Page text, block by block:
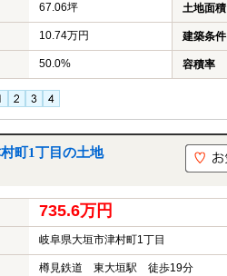
67.06坪 土地面積
10.74万円 建築条件
50.0% 容積率
町1丁目の土地
735.6万円
岐阜県大垣市津村町1丁目
樽見鉄道 東大垣駅 徒歩19分